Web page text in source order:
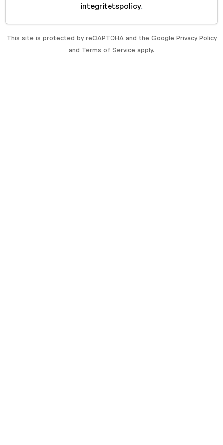
integritetspolicy.
This site is protected by reCAPTCHA and the Google Privacy Policy
and Terms of Service apply.